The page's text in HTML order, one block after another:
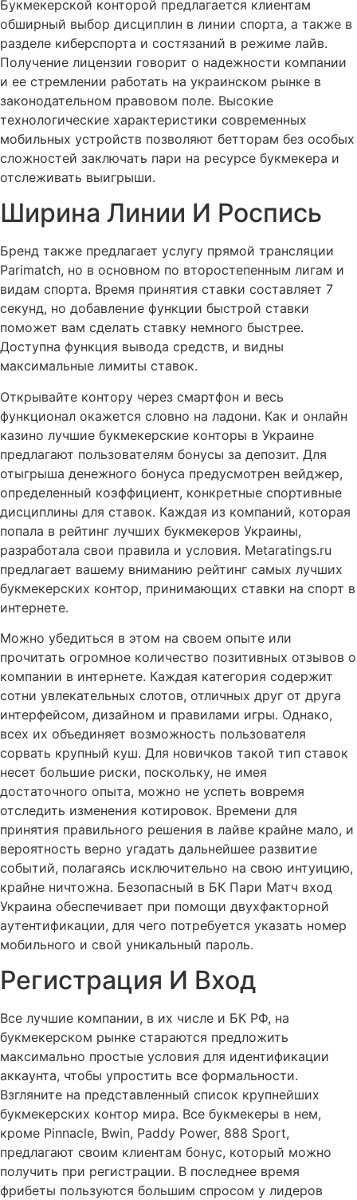
Букмекерской конторой предлагается клиентам
обширный выбор дисциплин в линии спорта, а также в
разделе киберспорта и состязаний в режиме лайв.
Получение лицензии говорит о надежности компании
и ее стремлении работать на украинском рынке в
законодательном правовом поле. Высокие
технологические характеристики современных
мобильных устройств позволяют бетторам без особых
сложностей заключать пари на ресурсе букмекера и
отслеживать выигрыши.
Ширина Линии И Роспись
Бренд также предлагает услугу прямой трансляции
Parimatch, но в основном по второстепенным лигам и
видам спорта. Время принятия ставки составляет 7
секунд, но добавление функции быстрой ставки
поможет вам сделать ставку немного быстрее.
Доступна функция вывода средств, и видны
максимальные лимиты ставок.
Открывайте контору через смартфон и весь
функционал окажется словно на ладони. Как и онлайн
казино лучшие букмекерские конторы в Украине
предлагают пользователям бонусы за депозит. Для
отыгрыша денежного бонуса предусмотрен вейджер,
определенный коэффициент, конкретные спортивные
дисциплины для ставок. Каждая из компаний, которая
попала в рейтинг лучших букмекеров Украины,
разработала свои правила и условия. Metaratings.ru
предлагает вашему вниманию рейтинг самых лучших
букмекерских контор, принимающих ставки на спорт в
интернете.
Можно убедиться в этом на своем опыте или
прочитать огромное количество позитивных отзывов о
компании в интернете. Каждая категория содержит
сотни увлекательных слотов, отличных друг от друга
интерфейсом, дизайном и правилами игры. Однако,
всех их объединяет возможность пользователя
сорвать крупный куш. Для новичков такой тип ставок
несет большие риски, поскольку, не имея
достаточного опыта, можно не успеть вовремя
отследить изменения котировок. Времени для
принятия правильного решения в лайве крайне мало, и
вероятность верно угадать дальнейшее развитие
событий, полагаясь исключительно на свою интуицию,
крайне ничтожна. Безопасный в БК Пари Матч вход
Украина обеспечивает при помощи двухфакторной
аутентификации, для чего потребуется указать номер
мобильного и свой уникальный пароль.
Регистрация И Вход
Все лучшие компании, в их числе и БК РФ, на
букмекерском рынке стараются предложить
максимально простые условия для идентификации
аккаунта, чтобы упростить все формальности.
Взгляните на представленный список крупнейших
букмекерских контор мира. Все букмекеры в нем,
кроме Pinnacle, Bwin, Paddy Power, 888 Sport,
предлагают своим клиентам бонус, который можно
получить при регистрации. В последнее время
фрибеты пользуются большим спросом у лидеров